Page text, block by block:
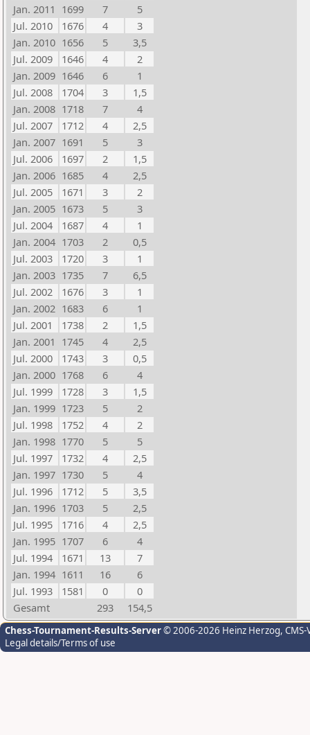
Jan. 2011 1699 7
5
Jul. 2010
1676 4
3
Jan. 2010 1656 5
3,5
Jul. 2009
1646 4
2
Jan. 2009 1646 6
1
Jul. 2008
1704 3
1,5
Jan. 2008 1718 7
4
Jul. 2007
1712 4
2,5
Jan. 2007 1691 5
3
Jul. 2006
1697 2
1,5
Jan. 2006 1685 4
2,5
Jul. 2005
1671 3
2
Jan. 2005 1673 5
3
Jul. 2004
1687 4
1
Jan. 2004 1703 2
0,5
Jul. 2003
1720 3
1
Jan. 2003 1735 7
6,5
Jul. 2002
1676 3
1
Jan. 2002 1683 6
1
Jul. 2001
1738 2
1,5
Jan. 2001 1745 4
2,5
Jul. 2000
1743 3
0,5
Jan. 2000 1768 6
4
Jul. 1999
1728 3
1,5
Jan. 1999 1723 5
2
Jul. 1998
1752 4
2
Jan. 1998 1770 5
5
Jul. 1997
1732 4
2,5
Jan. 1997 1730 5
4
Jul. 1996
1712 5
3,5
Jan. 1996 1703 5
2,5
Jul. 1995
1716 4
2,5
Jan. 1995 1707 6
4
Jul. 1994
1671 13
7
Jan. 1994 1611 16
6
Jul. 1993
1581 0
0
Gesamt
293 154,5
Chess-Tournament-Results-Server© 2006-2026 Heinz Herzog,
Legal details/Terms of use